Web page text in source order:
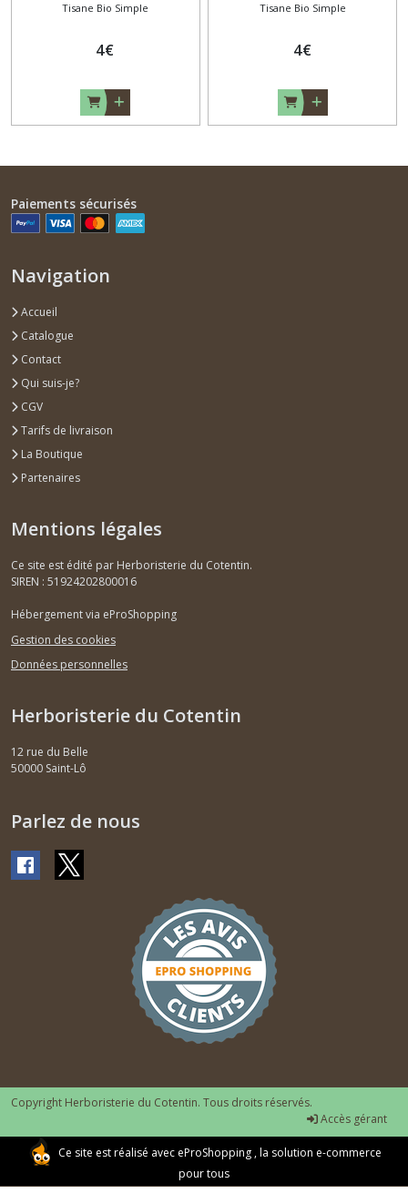
Tisane Bio Simple
4€
Tisane Bio Simple
4€
Paiements sécurisés
Navigation
Accueil
Catalogue
Contact
Qui suis-je?
CGV
Tarifs de livraison
La Boutique
Partenaires
Mentions légales
Ce site est édité par Herboristerie du Cotentin.
SIREN : 51924202800016
Hébergement via eProShopping
Gestion des cookies
Données personnelles
Herboristerie du Cotentin
12 rue du Belle
50000 Saint-Lô
Parlez de nous
Copyright Herboristerie du Cotentin. Tous droits réservés.
Accès gérant
Ce site est réalisé avec eProShopping , la solution e-commerce
pour tous